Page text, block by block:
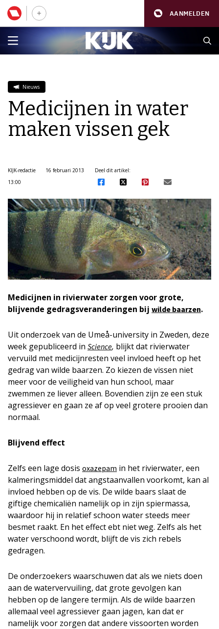
AANMELDEN
Nieuws
Medicijnen in water
maken vissen gek
KIJK-redactie
16 februari 2013
13:00
Deel dit artikel:
Medicijnen in rivierwater zorgen voor grote,
blijvende gedragsveranderingen bij wilde baarzen.
Uit onderzoek van de Umeå-university in Zweden, deze
week gepubliceerd in Science, blijkt dat rivierwater
vervuild met medicijnresten veel invloed heeft op het
gedrag van wilde baarzen. Zo kiezen de vissen niet
meer voor de veiligheid van hun school, maar
zwemmen ze liever alleen. Bovendien zijn ze een stuk
agressiever en gaan ze af op veel grotere prooien dan
normaal.
Blijvend effect
Zelfs een lage dosis oxazepam in het rivierwater, een
kalmeringsmiddel dat angstaanvallen voorkomt, kan al
invloed hebben op de vis. De wilde baars slaat de
giftige chemicaliën namelijk op in zijn spiermassa,
waardoor hij in relatief schoon water steeds meer
besmet raakt. En het effect ebt niet weg. Zelfs als het
water verschoond wordt, blijft de vis zich rebels
gedragen.
De onderzoekers waarschuwen dat als we niets doen
aan de watervervuiling, dat grote gevolgen kan
hebben op de langere termijn. Als de wilde baarzen
allemaal veel agressiever gaan jagen, kan dat er
namelijk voor zorgen dat andere vissoorten worden